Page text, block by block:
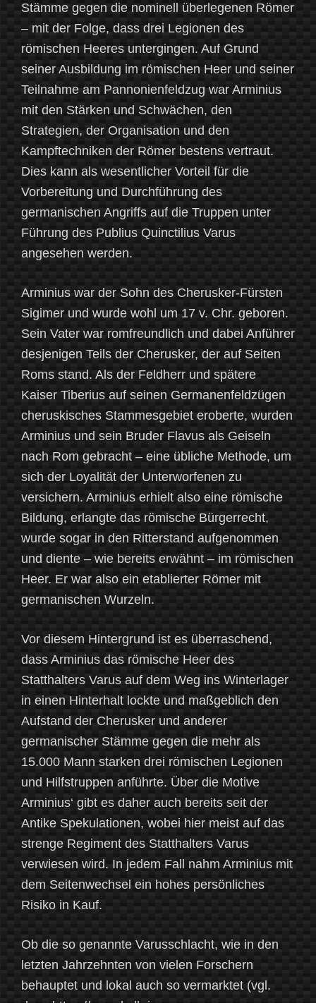
Stämme gegen die nominell überlegenen Römer
– mit der Folge, dass drei Legionen des
römischen Heeres untergingen. Auf Grund
seiner Ausbildung im römischen Heer und seiner
Teilnahme am Pannonienfeldzug war Arminius
mit den Stärken und Schwächen, den
Strategien, der Organisation und den
Kampftechniken der Römer bestens vertraut.
Dies kann als wesentlicher Vorteil für die
Vorbereitung und Durchführung des
germanischen Angriffs auf die Truppen unter
Führung des Publius Quinctilius Varus
angesehen werden.
Arminius war der Sohn des Cherusker-Fürsten
Sigimer und wurde wohl um 17 v. Chr. geboren.
Sein Vater war romfreundlich und dabei Anführer
desjenigen Teils der Cherusker, der auf Seiten
Roms stand. Als der Feldherr und spätere
Kaiser Tiberius auf seinen Germanenfeldzügen
cheruskisches Stammesgebiet eroberte, wurden
Arminius und sein Bruder Flavus als Geiseln
nach Rom gebracht – eine übliche Methode, um
sich der Loyalität der Unterworfenen zu
versichern. Arminius erhielt also eine römische
Bildung, erlangte das römische Bürgerrecht,
wurde sogar in den Ritterstand aufgenommen
und diente – wie bereits erwähnt – im römischen
Heer. Er war also ein etablierter Römer mit
germanischen Wurzeln.
Vor diesem Hintergrund ist es überraschend,
dass Arminius das römische Heer des
Statthalters Varus auf dem Weg ins Winterlager
in einen Hinterhalt lockte und maßgeblich den
Aufstand der Cherusker und anderer
germanischer Stämme gegen die mehr als
15.000 Mann starken drei römischen Legionen
und Hilfstruppen anführte. Über die Motive
Arminius‘ gibt es daher auch bereits seit der
Antike Spekulationen, wobei hier meist auf das
strenge Regiment des Statthalters Varus
verwiesen wird. In jedem Fall nahm Arminius mit
dem Seitenwechsel ein hohes persönliches
Risiko in Kauf.
Ob die so genannte Varusschlacht, wie in den
letzten Jahrzehnten von vielen Forschern
behauptet und lokal auch so vermarktet (vgl.